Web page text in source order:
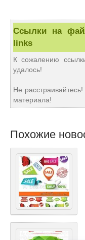
Ссылки на
links
К сожалению
удалось!
Не
материала!
Похожие